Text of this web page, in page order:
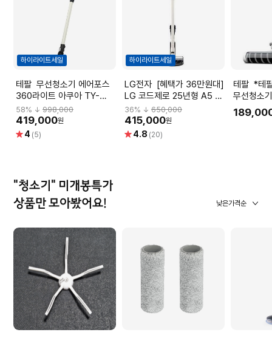
하이라이트세일
테팔 무선청소기 에어포스
360라이트 아쿠아 TY-
5588KS
58% ↓ 998,000
419,000원
별 4 (5)
하이라이트세일
LG전자 [혜택가 36만원대]
LG 코드제로 25년형 A5 카
밍베이지 AS520WA
36% ↓650,000
415,000원
별 4.8 (20)
테팔 *테팔 엑스퍼트 7.60
무선청소
"청소기" 미개봉특가
상품만 모아봤어요!
낮은가격순